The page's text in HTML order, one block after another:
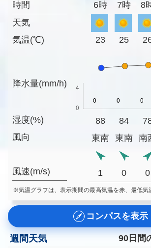
時間
天気
気温(℃)
降水量(mm/h)
湿度(%)
風向
風速(m/s)
6時 7時 8
23 25
88 84
東南
東南 南
1 0 0
※気温グラフは、表示期間の最高気温を赤、最低気
コンパスを表示
週間天気
90日間